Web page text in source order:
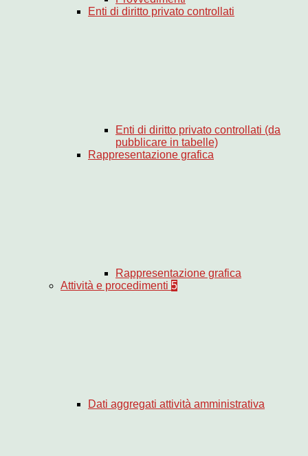
Enti di diritto privato controllati
Enti di diritto privato controllati (da
pubblicare in tabelle)
Rappresentazione grafica
Rappresentazione grafica
Attività e procedimenti 5
Dati aggregati attività amministrativa